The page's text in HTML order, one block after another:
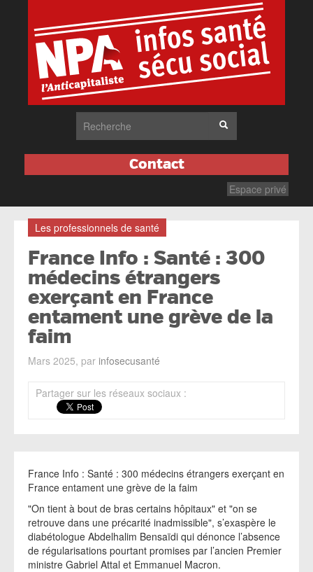
Contact
Espace privé
Les professionnels de santé
France Info : Santé : 300
médecins étrangers
exerçant en France
entament une grève de la
faim
Mars 2025, par infosecusanté
Partager sur les réseaux sociaux :
France Info : Santé : 300 médecins étrangers exerçant en
France entament une grève de la faim
"On tient à bout de bras certains hôpitaux" et "on se
retrouve dans une précarité inadmissible", s’exaspère le
diabétologue Abdelhalim Bensaïdi qui dénonce l’absence
de régularisations pourtant promises par l’ancien Premier
ministre Gabriel Attal et Emmanuel Macron.